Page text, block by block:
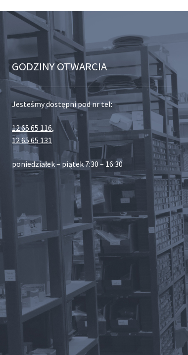
GODZINY OTWARCIA
Jesteśmy dostępni pod nr tel:
12 65 65 116,
12 65 65 131
poniedziałek – piątek 7:30 – 16:30